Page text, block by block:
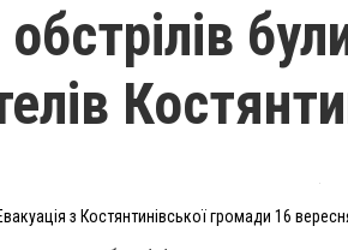
з Костянтинівської громади 16